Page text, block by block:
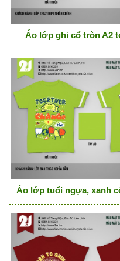
Áo lớp ghi cổ tròn A2
Áo lớp tuổi ngựa, xanh